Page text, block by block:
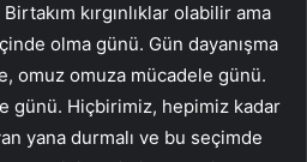
Birtakım kırgınlıklar olabilir ama
olma günü. Gün dayanışma
omuz omuza mücadele günü.
günü. Hiçbirimiz, hepimiz kadar
yana durmalı ve bu seçimde